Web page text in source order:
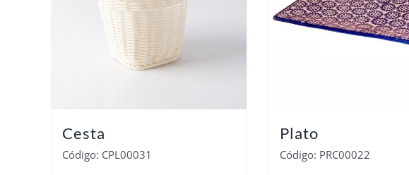
Cesta
Código: CPL00031
Plato
Código: PRC00022